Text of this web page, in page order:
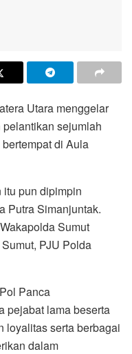
Utara menggelar
sejumlah
di Aula
pun dipimpin
Putra Simanjuntak.
Sumut
PJU Polda
Panca
pejabat lama beserta
loyalitas serta berbagai
dalam